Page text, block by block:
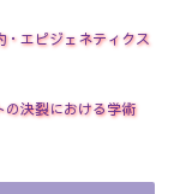
・エピジェネティクス
の決裂における学術